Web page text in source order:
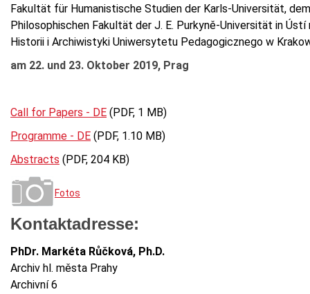
Fakultät für Humanistische Studien der Karls-Universität,
Philosophischen Fakultät der J. E. Purkyně-Universität in
Historii i Archiwistyki Uniwersytetu Pedagogicznego w
am 22. und 23. Oktober 2019, Prag
Call for Papers - DE (PDF, 1 MB)
Programme - DE (PDF, 1.10 MB)
Abstracts (PDF, 204 KB)
Fotos
Kontaktadresse:
PhDr. Markéta Růčková, Ph.D.
Archiv hl. města Prahy
Archivní 6